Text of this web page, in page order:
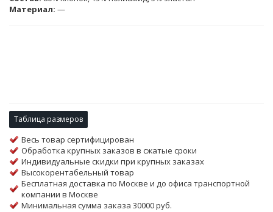
Материал: —
Таблица размеров
Весь товар сертифицирован
Обработка крупных заказов в сжатые сроки
Индивидуальные скидки при крупных заказах
Высокорентабельный товар
Бесплатная доставка по Москве и до офиса транспортной
компании в Москве
Минимальная сумма заказа 30000 руб.